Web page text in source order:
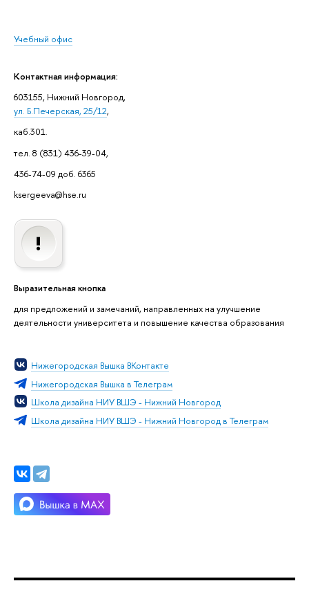
Учебный офис
Контактная информация:
603155, Нижний Новгород,
ул. Б.Печерская, 25/12,
каб.301.
тел. 8 (831) 436-39-04,
436-74-09 доб. 6365
ksergeeva@hse.ru
Выразительная кнопка
для предложений и замечаний, направленных на улучшение
деятельности университета и повышение качества образования
Нижегородская Вышка ВКонтакте
Нижегородская Вышка в Телеграм
Школа дизайна НИУ ВШЭ - Нижний Новгород
Школа дизайна НИУ ВШЭ - Нижний Новгород в Телеграм